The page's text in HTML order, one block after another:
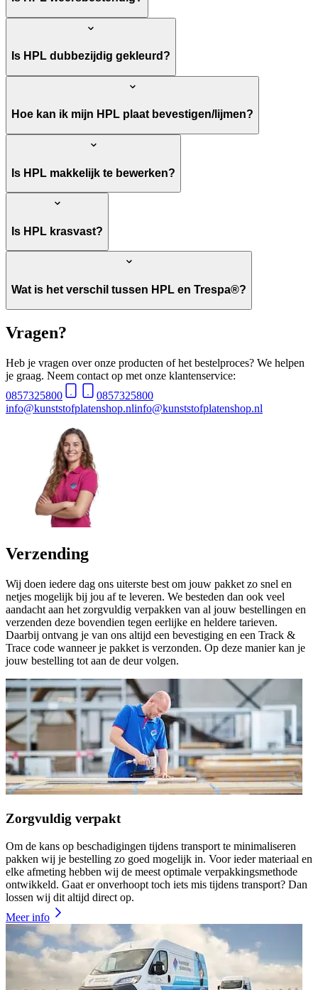
Is HPL dubbezijdig gekleurd?
Hoe kan ik mijn HPL plaat bevestigen/lijmen?
Is HPL makkelijk te bewerken?
Is HPL krasvast?
Wat is het verschil tussen HPL en Trespa®?
Vragen?
Heb je vragen over onze producten of het bestelproces? We helpen
je graag. Neem contact op met onze klantenservice:
0857325800
0857325800
info@kunststofplatenshop.nlinfo@kunststofplatenshop.nl
Verzending
Wij doen iedere dag ons uiterste best om jouw pakket zo snel en
netjes mogelijk bij jou af te leveren. We besteden dan ook veel
aandacht aan het zorgvuldig verpakken van al jouw bestellingen en
verzenden deze bovendien tegen eerlijke en heldere tarieven.
Daarbij ontvang je van ons altijd een bevestiging en een Track &
Trace code wanneer je pakket is verzonden. Op deze manier kan je
jouw bestelling tot aan de deur volgen.
Zorgvuldig verpakt
Om de kans op beschadigingen tijdens transport te minimaliseren
pakken wij je bestelling zo goed mogelijk in. Voor ieder materiaal en
elke afmeting hebben wij de meest optimale verpakkingsmethode
ontwikkeld. Gaat er onverhoopt toch iets mis tijdens transport? Dan
lossen wij dit altijd direct op.
Meer info